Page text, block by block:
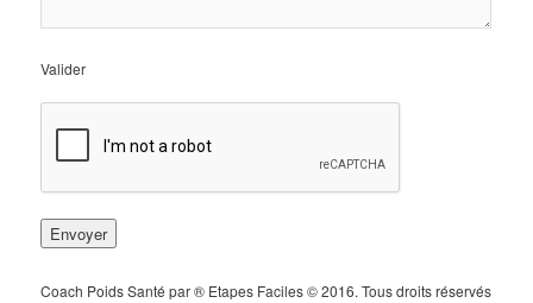
Valider
Coach Poids Santé par ® Etapes Faciles © 2016. Tous droits réservés